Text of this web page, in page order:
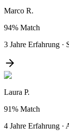
Marco R.
94% Match
3 Jahre Erfahrung ·
Laura P.
91% Match
4 Jahre Erfahrung ·